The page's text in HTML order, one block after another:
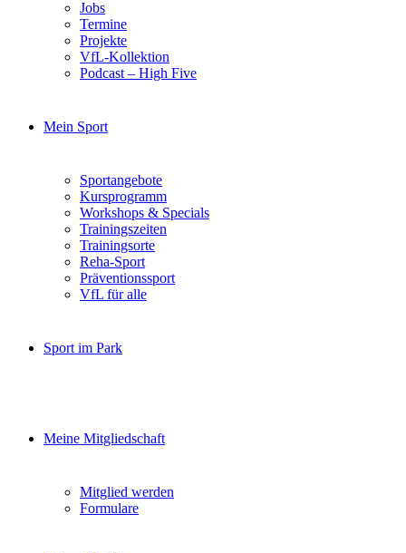
Jobs
Termine
Projekte
VfL-Kollektion
Podcast – High Five
Mein Sport
Sportangebote
Kursprogramm
Workshops & Specials
Trainingszeiten
Trainingsorte
Reha-Sport
Präventionssport
VfL für alle
Sport im Park
Meine Mitgliedschaft
Mitglied werden
Formulare